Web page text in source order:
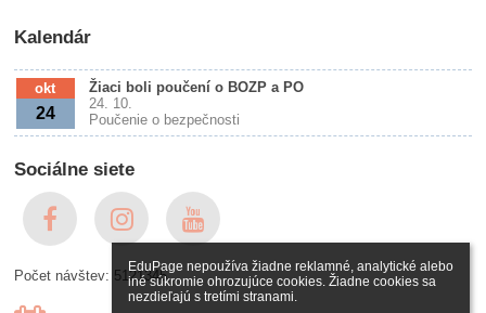
EduPage nepoužíva žiadne reklamné, analytické alebo
iné súkromie ohrozujúce cookies. Žiadne cookies sa
nezdieľajú s tretími stranami.
Kalendár
okt
24
Žiaci boli poučení o BOZP a PO
24. 10.
Poučenie o bezpečnosti
Sociálne siete
Počet návštev: 5121345